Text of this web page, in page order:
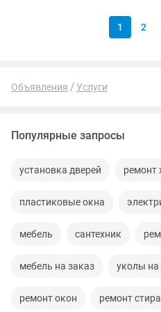
1 2
Объявления Услуги
Популярные запросы
установка дверей ремонт
пластиковые окна
мебель сантехник
мебель на заказ уколы на
ремонт окон ремонт